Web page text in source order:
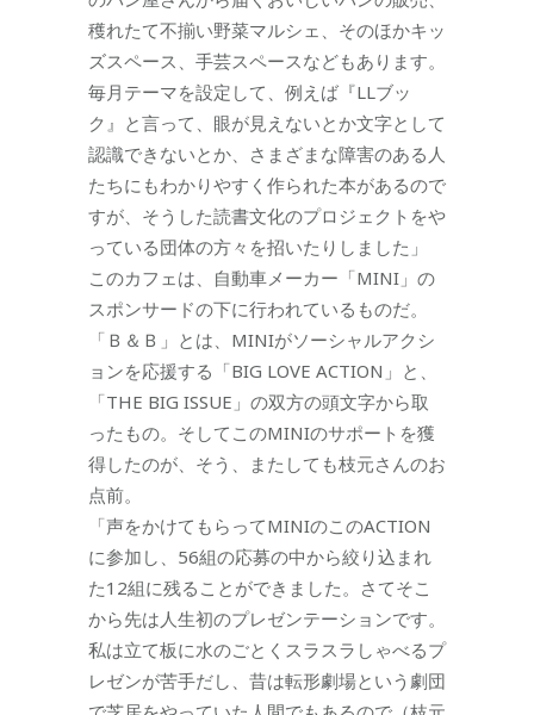
穫れたて不揃い野菜マルシェ、そのほかキッ
ズスペース、手芸スペースなどもあります。
毎月テーマを設定して、例えば『LLブッ
ク』と言って、眼が見えないとか文字として
認識できないとか、さまざまな障害のある人
たちにもわかりやすく作られた本があるので
すが、そうした読書文化のプロジェクトをや
っている団体の方々を招いたりしました」
このカフェは、自動車メーカー「MINI」の
スポンサードの下に行われているものだ。
「Ｂ＆Ｂ」とは、MINIがソーシャルアクシ
ョンを応援する「BIG LOVE ACTION」と、
「THE BIG ISSUE」の双方の頭文字から取
ったもの。そしてこのMINIのサポートを獲
得したのが、そう、またしても枝元さんのお
点前。
「声をかけてもらってMINIのこのACTION
に参加し、56組の応募の中から絞り込まれ
た12組に残ることができました。さてそこ
から先は人生初のプレゼンテーションです。
私は立て板に水のごとくスラスラしゃべるプ
レゼンが苦手だし、昔は転形劇場という劇団